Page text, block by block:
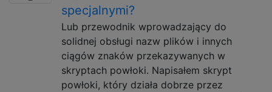
specjalnymi?
Lub przewodnik wprowadzający do
solidnej obsługi nazw plików i innych
ciągów znaków przekazywanych w
skryptach powłoki. Napisałem skrypt
powłoki, który działa dobrze przez